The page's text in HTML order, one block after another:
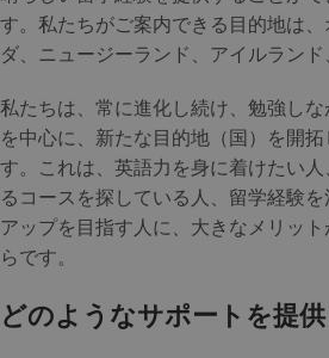
す。私たちがご案内できる目的地は
ダ、ニュージーランド、アイルランド
私たちは、常に進化し続け、勉強し
を中心に、新たな目的地（国）を開
す。これは、英語力を身に着けたい
るコースを探している人、留学経験
アップを目指す人に、大きなメリッ
らです。
どのようなサポートを提